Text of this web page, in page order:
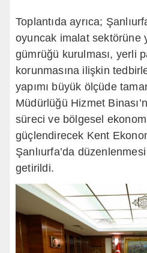
Toplantıda ayrıca;
oyuncak imalat sektörüne
gümrüğü kurulması, yerli
korunmasına ilişkin
yapımı büyük ölçüde
Müdürlüğü Hizmet
süreci ve bölgesel
güçlendirecek Kent
Şanlıurfa’da
getirildi.